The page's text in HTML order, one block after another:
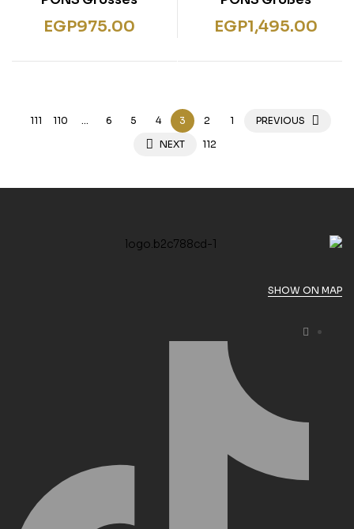
Bildwörterbuch
Arabisch – Deutsch +
EGP1,495.00
Schulworterbuch
EGP975.00
PREVIOUS
1
2
3
4
5
6
…
110
111
112
NEXT
SHOW ON MAP